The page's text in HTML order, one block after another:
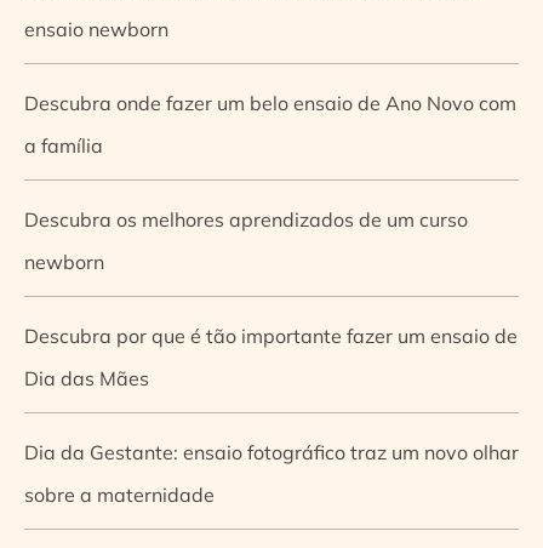
ensaio newborn
Descubra onde fazer um belo ensaio de Ano Novo com
a família
Descubra os melhores aprendizados de um curso
newborn
Descubra por que é tão importante fazer um ensaio de
Dia das Mães
Dia da Gestante: ensaio fotográfico traz um novo olhar
sobre a maternidade